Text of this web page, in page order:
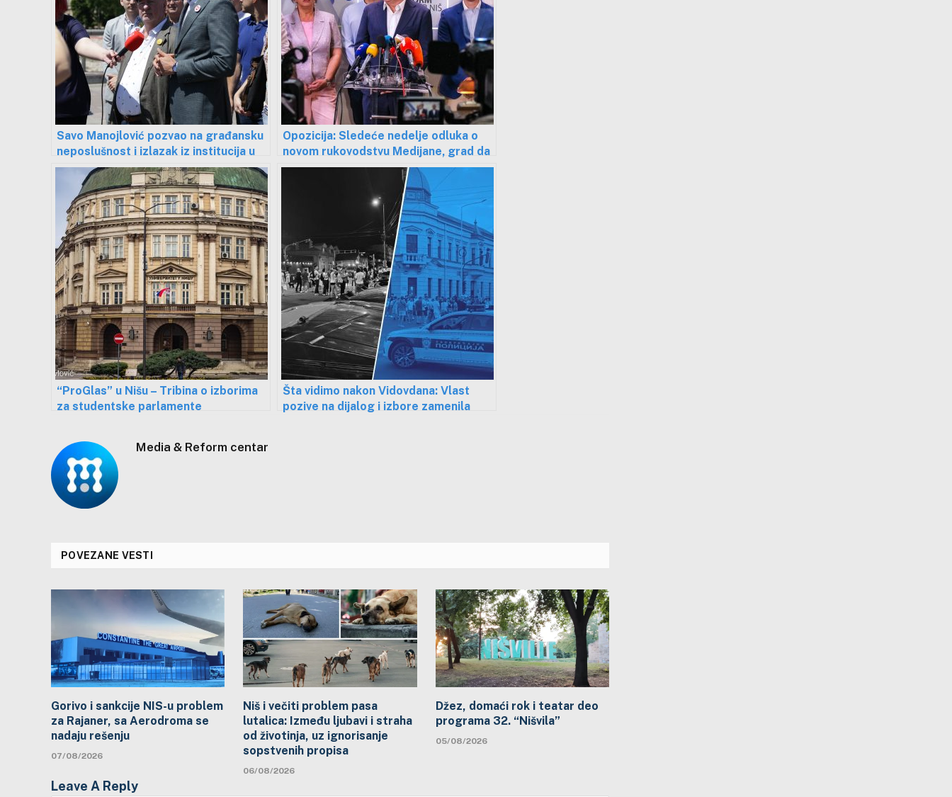
Savo Manojlović pozvao na građansku
neposlušnost i izlazak iz institucija u
Nišu i Beogradu
Opozicija: Sledeće nedelje odluka o
novom rukovodstvu Medijane, grad da
uspori sa “fajront tenderima”
“ProGlas” u Nišu – Tribina o izborima
za studentske parlamente
Šta vidimo nakon Vidovdana: Vlast
pozive na dijalog i izbore zamenila
Media & Reform centar
POVEZANE VESTI
Gorivo i sankcije NIS-u problem
za Rajaner, sa Aerodroma se
nadaju rešenju
07/08/2026
Niš i večiti problem pasa
lutalica: Između ljubavi i straha
od životinja, uz ignorisanje
sopstvenih propisa
06/08/2026
Džez, domaći rok i teatar deo
programa 32. “Nišvila”
05/08/2026
Leave A Reply